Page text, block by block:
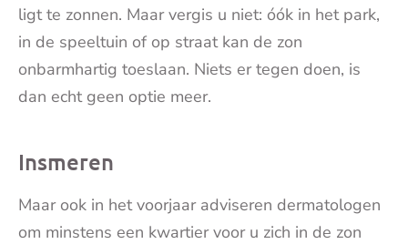
ligt te zonnen. Maar vergis u niet: óók in het park,
in de speeltuin of op straat kan de zon
onbarmhartig toeslaan. Niets er tegen doen, is
dan echt geen optie meer.
Insmeren
Maar ook in het voorjaar adviseren dermatologen
om minstens een kwartier voor u zich in de zon